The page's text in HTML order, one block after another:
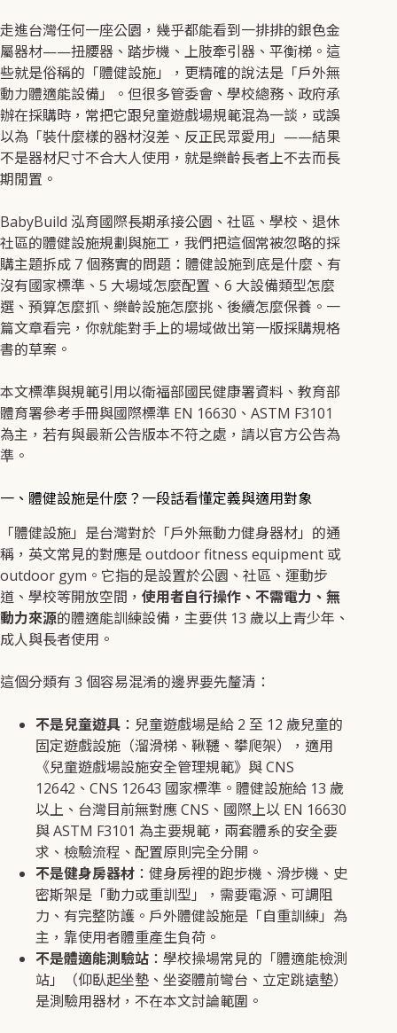
走進台灣任何一座公園，幾乎都能看到一排排的銀色金
屬器材——扭腰器、踏步機、上肢牽引器、平衡梯。這
些就是俗稱的「體健設施」，更精確的說法是「戶外無
動力體適能設備」。但很多管委會、學校總務、政府承
辦在採購時，常把它跟兒童遊戲場規範混為一談，或誤
以為「裝什麼樣的器材沒差、反正民眾愛用」——結果
不是器材尺寸不合大人使用，就是樂齡長者上不去而長
期閒置。
BabyBuild 泓育國際長期承接公園、社區、學校、退休
社區的體健設施規劃與施工，我們把這個常被忽略的採
購主題拆成 7 個務實的問題：體健設施到底是什麼、有
沒有國家標準、5 大場域怎麼配置、6 大設備類型怎麼
選、預算怎麼抓、樂齡設施怎麼挑、後續怎麼保養。一
篇文章看完，你就能對手上的場域做出第一版採購規格
書的草案。
本文標準與規範引用以衛福部國民健康署資料、教育部
體育署參考手冊與國際標準 EN 16630、ASTM F3101
為主，若有與最新公告版本不符之處，請以官方公告為
準。
一、體健設施是什麼？一段話看懂定義與適用對象
「體健設施」是台灣對於「戶外無動力健身器材」的通
稱，英文常見的對應是 outdoor fitness equipment 或
outdoor gym。它指的是設置於公園、社區、運動步
道、學校等開放空間， 使用者自行操作、不需電力、無
動力來源的體適能訓練設備，主要供 13 歲以上青少年、
成人與長者使用。
這個分類有 3 個容易混淆的邊界要先釐清：
不是兒童遊具 ：兒童遊戲場是給 2 至 12 歲兒童的
固定遊戲設施（溜滑梯、鞦韆、攀爬架），適用
《兒童遊戲場設施安全管理規範》與 CNS
12642、CNS 12643 國家標準。體健設施給 13 歲
以上、台灣目前無對應 CNS、國際上以 EN 16630
與 ASTM F3101 為主要規範，兩套體系的安全要
求、檢驗流程、配置原則完全分開。
不是健身房器材 ：健身房裡的跑步機、滑步機、史
密斯架是「動力或重訓型」，需要電源、可調阻
力、有完整防護。戶外體健設施是「自重訓練」為
主，靠使用者體重產生負荷。
不是體適能測驗站 ：學校操場常見的「體適能檢測
站」（仰臥起坐墊、坐姿體前彎台、立定跳遠墊）
是測驗用器材，不在本文討論範圍。